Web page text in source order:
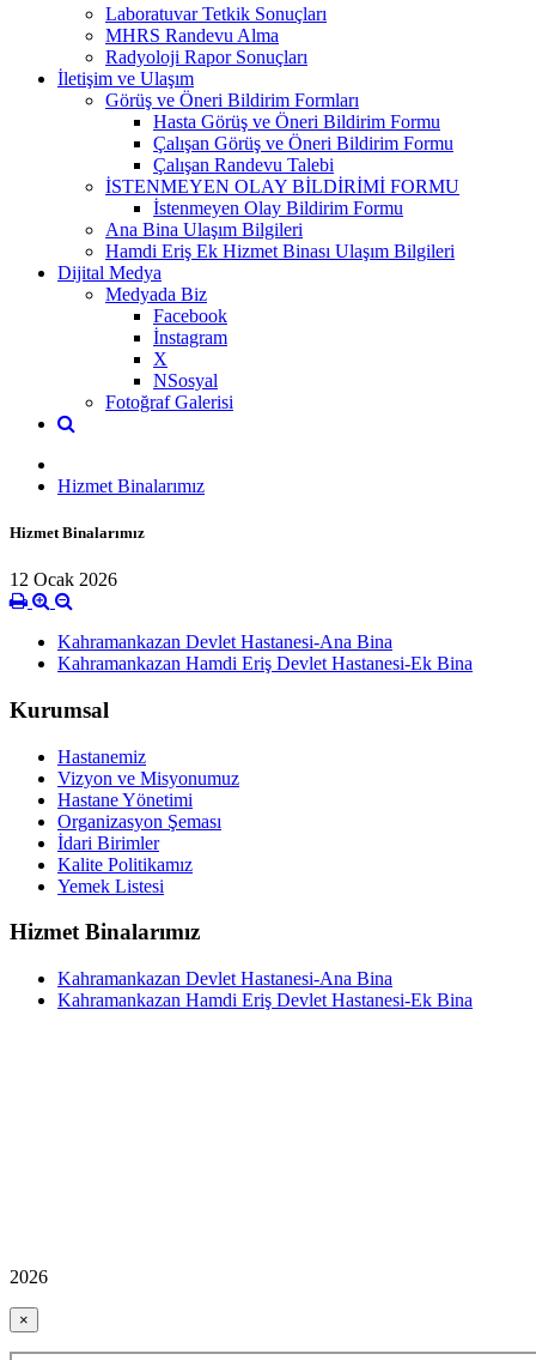
Laboratuvar Tetkik Sonuçları
MHRS Randevu Alma
Radyoloji Rapor Sonuçları
İletişim ve Ulaşım
Görüş ve Öneri Bildirim Formları
Hasta Görüş ve Öneri Bildirim Formu
Çalışan Görüş ve Öneri Bildirim Formu
Çalışan Randevu Talebi
İSTENMEYEN OLAY BİLDİRİMİ FORMU
İstenmeyen Olay Bildirim Formu
Ana Bina Ulaşım Bilgileri
Hamdi Eriş Ek Hizmet Binası Ulaşım Bilgileri
Dijital Medya
Medyada Biz
Facebook
İnstagram
X
NSosyal
Fotoğraf Galerisi
Hizmet Binalarımız
Hizmet Binalarımız
12 Ocak 2026
Kahramankazan Devlet Hastanesi-Ana Bina
Kahramankazan Hamdi Eriş Devlet Hastanesi-Ek Bina
Kurumsal
Hastanemiz
Vizyon ve Misyonumuz
Hastane Yönetimi
Organizasyon Şeması
İdari Birimler
Kalite Politikamız
Yemek Listesi
Hizmet Binalarımız
Kahramankazan Devlet Hastanesi-Ana Bina
Kahramankazan Hamdi Eriş Devlet Hastanesi-Ek Bina
2026
×